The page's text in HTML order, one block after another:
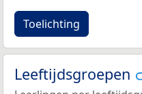
Toelichting
Leeftijdsgroepen